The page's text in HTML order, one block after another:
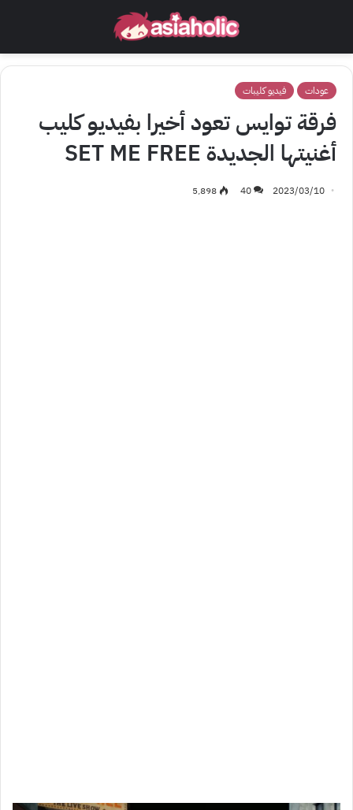
عودات فيديو كليبات
فرقة توايس تعود أخيرا بفيديو كليب
أغنيتها الجديدة SET ME FREE
2023/03/10
40 5٬898